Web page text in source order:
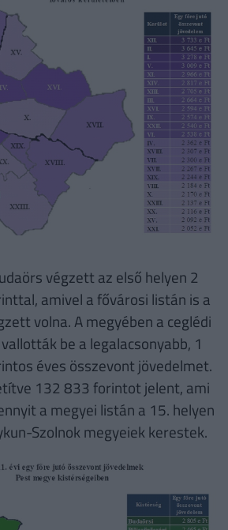
végzett az első helyen 2
amivel a fővárosi listán is a
volna. A megyében a ceglédi
be a legalacsonyabb, 1
éves összevont jövedelmet.
132 833 forintot jelent, ami
a megyei listán a 15. helyen
Szolnok megyeiek kerestek.